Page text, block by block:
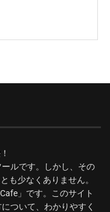
ルです。しかし、その
も少なくありません。
」です。このサイト
ついて、わかりやすく